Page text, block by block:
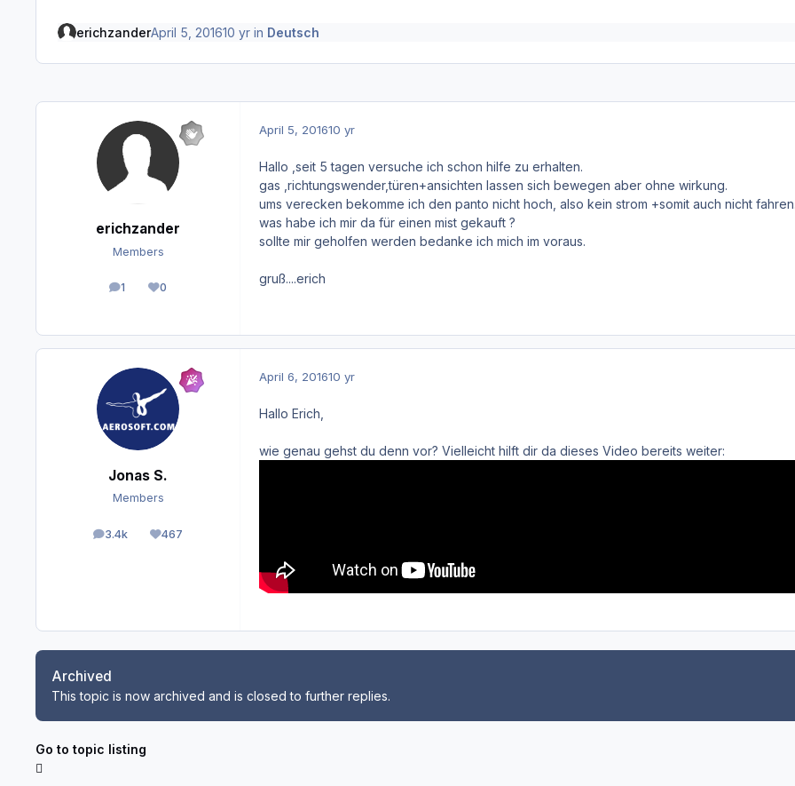
erichzanderApril 5, 201610 yrin Deutsch
erichzander
Members
1
posts 0
Reputation
April 5, 201610 yr
Hallo ,seit 5 tagen versuche ich schon hilfe zu erhalten.
gas ,richtungswender,türen+ansichten lassen sich bewegen aber ohne wirkung.
ums verecken bekomme ich den panto nicht hoch, also kein strom +somit auch nicht
was habe ich mir da für einen mist gekauft ?
sollte mir geholfen werden bedanke ich mich im voraus.
gruß....erich
Jonas S.
Members
3.4k
posts 467
Reputation
April 6, 201610 yr
Hallo Erich,
wie genau gehst du denn vor? Vielleicht hilft dir da dieses Video bereits weiter:
Archived
This topic is now archived and is closed to further replies.
Go to topic listing